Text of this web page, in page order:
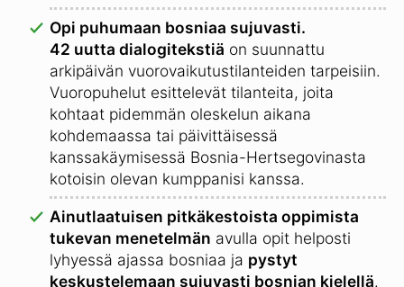
Opi puhumaan bosniaa sujuvasti.
42 uutta dialogitekstiä on suunnattu
arkipäivän vuorovaikutustilanteiden tarpeisiin.
Vuoropuhelut esittelevät tilanteita, joita
kohtaat pidemmän oleskelun aikana
kohdemaassa tai päivittäisessä
kanssakäymisessä Bosnia-Hertsegovinasta
kotoisin olevan kumppanisi kanssa.
Ainutlaatuisen pitkäkestoista oppimista
tukevan menetelmän avulla opit helposti
lyhyessä ajassa bosniaa ja pystyt
keskustelemaan sujuvasti bosnian kielellä.